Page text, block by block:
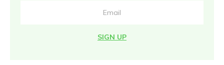
SIGN UP